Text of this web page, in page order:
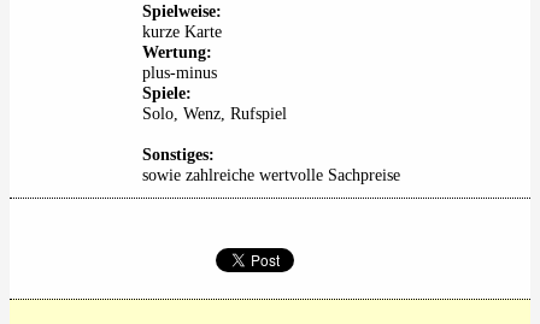
Spielweise:
kurze Karte
Wertung:
plus-minus
Spiele:
Solo, Wenz, Rufspiel
Sonstiges:
sowie zahlreiche wertvolle Sachpreise